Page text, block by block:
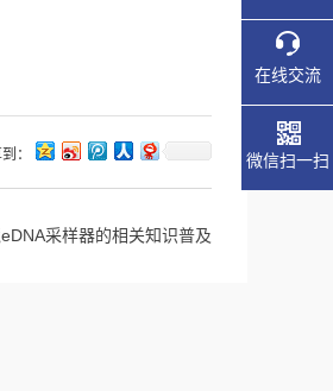
：
采样器的相关知识普及
在线交流
微信扫一扫